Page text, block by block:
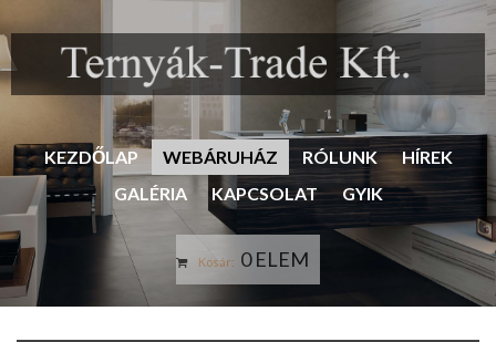
KEZDŐLAP WEBÁRUHÁZ RÓLUNK
HÍREK
GALÉRIA
KAPCSOLAT GYIK
Kosár: 0 ELEM